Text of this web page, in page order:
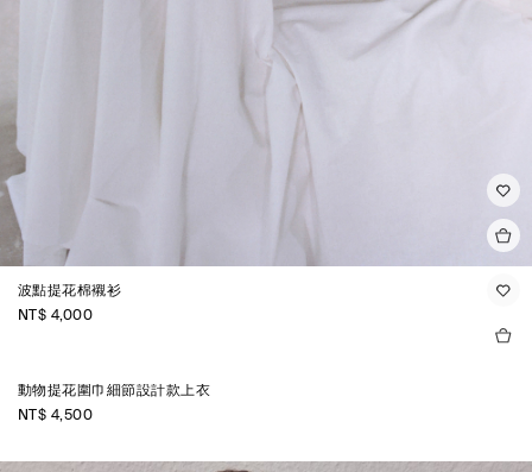
波點提花棉襯衫
NT$ 4,000
動物提花圍巾細節設計款上衣
NT$ 4,500